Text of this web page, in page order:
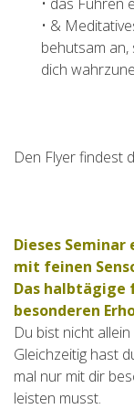
• &
behutsam
dich
Den Flyer findest
Dieses
mit feinen
Das
besonderen
Du bist nicht
Gleichzeitig hast
mal nur mit dir
leisten musst.